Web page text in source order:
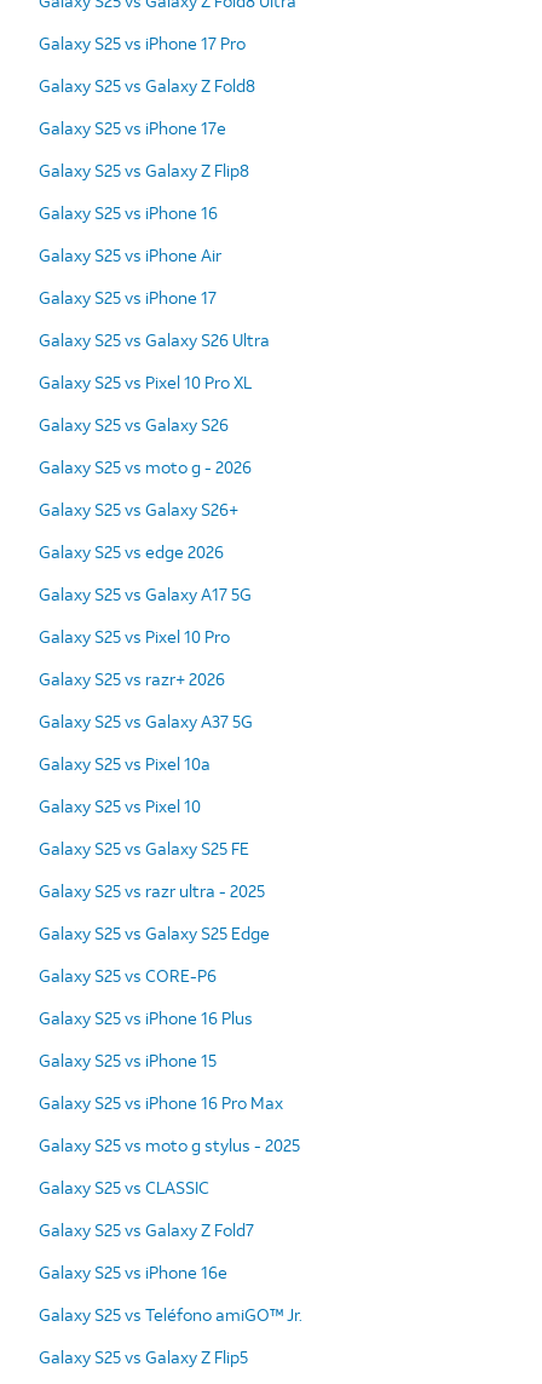
Galaxy S25 vs iPhone 17 Pro
Galaxy S25 vs Galaxy Z Fold8
Galaxy S25 vs iPhone 17e
Galaxy S25 vs Galaxy Z Flip8
Galaxy S25 vs iPhone 16
Galaxy S25 vs iPhone Air
Galaxy S25 vs iPhone 17
Galaxy S25 vs Galaxy S26 Ultra
Galaxy S25 vs Pixel 10 Pro XL
Galaxy S25 vs Galaxy S26
Galaxy S25 vs moto g - 2026
Galaxy S25 vs Galaxy S26+
Galaxy S25 vs edge 2026
Galaxy S25 vs Galaxy A17 5G
Galaxy S25 vs Pixel 10 Pro
Galaxy S25 vs razr+ 2026
Galaxy S25 vs Galaxy A37 5G
Galaxy S25 vs Pixel 10a
Galaxy S25 vs Pixel 10
Galaxy S25 vs Galaxy S25 FE
Galaxy S25 vs razr ultra - 2025
Galaxy S25 vs Galaxy S25 Edge
Galaxy S25 vs CORE-P6
Galaxy S25 vs iPhone 16 Plus
Galaxy S25 vs iPhone 15
Galaxy S25 vs iPhone 16 Pro Max
Galaxy S25 vs moto g stylus - 2025
Galaxy S25 vs CLASSIC
Galaxy S25 vs Galaxy Z Fold7
Galaxy S25 vs iPhone 16e
Galaxy S25 vs Teléfono amiGO™ Jr.
Galaxy S25 vs Galaxy Z Flip5